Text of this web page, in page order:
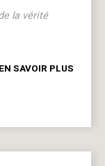
la vérité
EN SAVOIR PLUS